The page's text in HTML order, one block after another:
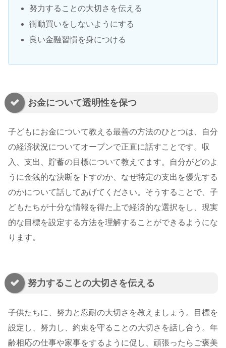
努力することの大切さを伝える
衝動買いをしないようにする
良い金融習慣を身につける
お金について透明性を保つ
子どもにお金について教える最善の方法のひとつは、自分
の経済状況についてオープンで正直に話すことです。収
入、支出、貯蓄の目標について教えてます。自分がどのよ
うに金銭的な決断を下すのか、なぜ特定の支出を優先する
のかについて話してあげてください。そうすることで、子
どもたちが十分な情報を得た上で経済的な選択をし、現実
的な目標を設定する方法を理解することができるようにな
ります。
努力することの大切さを伝える
子供たちに、努力と忍耐の大切さを教えましょう。目標を
設定し、努力し、約束を守ることの大切さを話し合う。年
齢相応の仕事や家事をするように促し、頑張ったらご褒美